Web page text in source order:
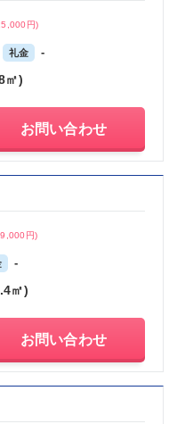
円)
礼金 -
㎡)
お問い合わせ
円)
-
㎡)
お問い合わせ